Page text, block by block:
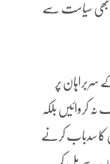
بھی سیاست سے
سربراہان پر
کروائیں بلکہ
کا سدباب کرنے